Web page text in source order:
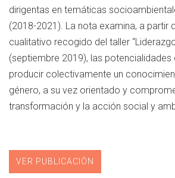
dirigentas en temáticas
(2018-2021). La nota examina, a partir
cualitativo recogido del taller
(septiembre 2019), las potencialidades
producir colectivamente un
género, a su vez orientado y
transformación y la acción social y
VER PUBLICACIÓN